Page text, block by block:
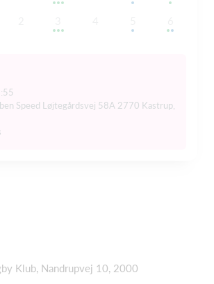
Speed Løjtegårdsvej 58A 2770 Kastrup,
Klub, Nandrupvej 10, 2000